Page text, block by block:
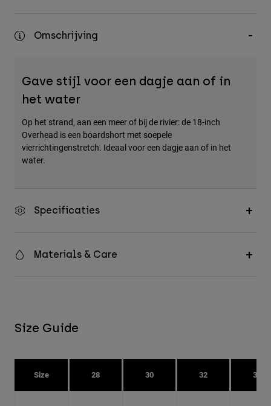
All Accessories
Alles bekijken
Omschrijving
Gave stijl voor een dagje aan of in
het water
Op het strand, aan een meer of bij de rivier: de 18-inch
Overhead is een boardshort met soepele
vierrichtingenstretch. Ideaal voor een dagje aan of in het
water.
Specificaties
Materials & Care
Size Guide
Size 28 30 32 34